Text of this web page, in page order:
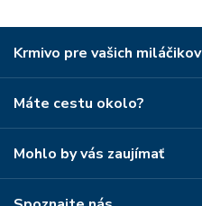
Krmivo pre vašich miláčikov
Máte cestu okolo?
Mohlo by vás zaujímať